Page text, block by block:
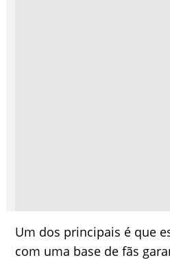
Um dos principais é que
com uma base de fãs